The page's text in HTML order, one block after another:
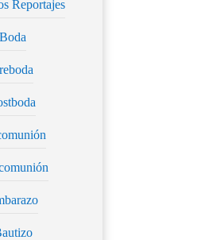
Reportajes
Boda